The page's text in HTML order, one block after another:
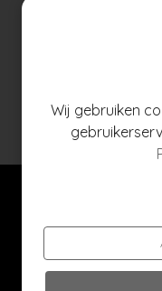
Wij gebruiken